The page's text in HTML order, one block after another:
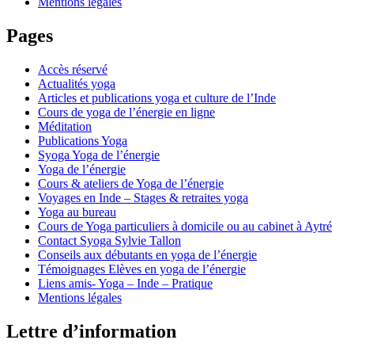
Pages
Accès réservé
Actualités yoga
Articles et publications yoga et culture de l’Inde
Cours de yoga de l’énergie en ligne
Méditation
Publications Yoga
Syoga Yoga de l’énergie
Yoga de l’énergie
Cours & ateliers de Yoga de l’énergie
Voyages en Inde – Stages & retraites yoga
Yoga au bureau
Cours de Yoga particuliers à domicile ou au cabinet à Aytré
Contact Syoga Sylvie Tallon
Conseils aux débutants en yoga de l’énergie
Témoignages Elèves en yoga de l’énergie
Liens amis- Yoga – Inde – Pratique
Mentions légales
Lettre d’information